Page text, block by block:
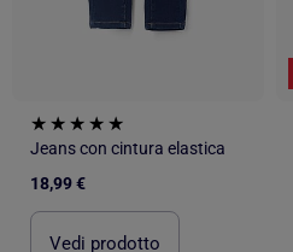
Jeans con cintura elastica
18,99 €
Vedi prodotto